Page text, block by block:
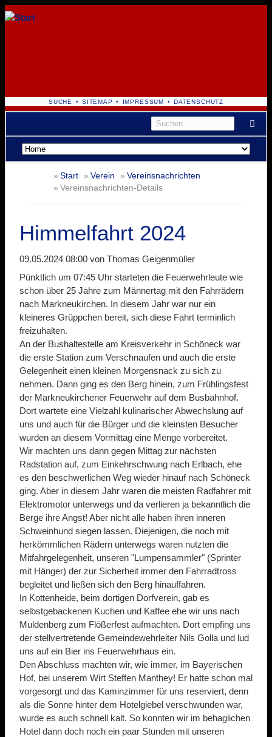
NAVIGATION
ÜBERSPRINGEN
SUCHE SITEMAP IMPRESSUM DATENSCHUTZ
Navigation
überspringen
Start Verein
Vereinsnachrichten
Vereinsnachrichten-Details
Himmelfahrt 2024
09.05.2024 08:00 von Thomas Geigenmüller
Pünktlich um 07:45 Uhr starteten die Feuerwehrleute wie
schon über 25 Jahre zum Männertag mit den Fahrrädern
nach Markneukirchen. In diesem Jahr war nur ein
kleineres Grüppchen bereit, sich diese Fahrt terminlich
freizuhalten.
An der Bushaltestelle am Kreisverkehr in Schöneck war
die erste Station zum Verschnaufen und auch die erste
Gelegenheit einen kleinen Morgensnack zu sich zu
nehmen. Dann ging es den Berg hinein, zum Frühlingsfest
der Markneukirchener Feuerwehr auf dem Busbahnhof.
Dort wartete eine Vielzahl kulinarischer Abwechslung auf
uns und auch für die Bürger und die kleinsten Besucher
wurden an diesem Vormittag eine Menge vorbereitet.
Wir machten uns dann gegen Mittag zur nächsten
Radstation auf, zum Einkehrschwung nach Erlbach, ehe
es den beschwerlichen Weg wieder hinauf nach Schöneck
ging. Aber in diesem Jahr waren die meisten Radfahrer mit
Elektromotor unterwegs und da verlieren ja bekanntlich die
Berge ihre Angst! Aber nicht alle haben ihren inneren
Schweinhund siegen lassen. Diejenigen, die noch mit
herkömmlichen Rädern unterwegs waren nutzten die
Mitfahrgelegenheit, unseren "Lumpensammler" (Sprinter
mit Hänger) der zur Sicherheit immer den Fahrradtross
begleitet und ließen sich den Berg hinauffahren.
In Kottenheide, beim dortigen Dorfverein, gab es
selbstgebackenen Kuchen und Kaffee ehe wir uns nach
Muldenberg zum Flößerfest aufmachten. Dort empfing uns
der stellvertretende Gemeindewehrleiter Nils Golla und lud
uns auf ein Bier ins Feuerwehrhaus ein.
Den Abschluss machten wir, wie immer, im Bayerischen
Hof, bei unserem Wirt Steffen Manthey! Er hatte schon mal
vorgesorgt und das Kaminzimmer für uns reserviert, denn
als die Sonne hinter dem Hotelgiebel verschwunden war,
wurde es auch schnell kalt. So konnten wir im behaglichen
Hotel dann doch noch ein paar Stunden mit unseren